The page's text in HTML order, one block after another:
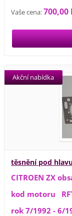
Vaše cena:700,00
těsnění pod
Akční nabídka
CITROEN ZX
kod motoru RFT
rok 7/1992 - 6/